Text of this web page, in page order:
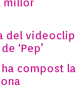
millor
del videoclip
‘Pep’
ha compost la